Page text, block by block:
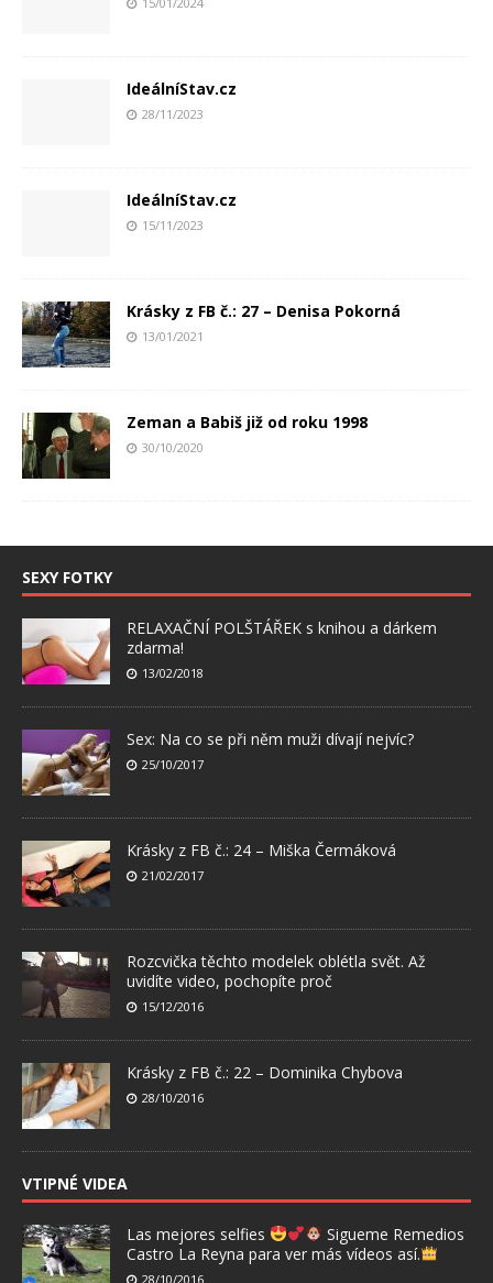
IdeálníStav.cz
28/11/2023
IdeálníStav.cz
15/11/2023
Krásky z FB č.: 27 – Denisa Pokorná
13/01/2021
Zeman a Babiš již od roku 1998
30/10/2020
SEXY FOTKY
RELAXAČNÍ POLŠTÁŘEK s knihou a dárkem
zdarma!
13/02/2018
Sex: Na co se při něm muži dívají nejvíc?
25/10/2017
Krásky z FB č.: 24 – Miška Čermáková
21/02/2017
Rozcvička těchto modelek oblétla svět. Až
uvidíte video, pochopíte proč
15/12/2016
Krásky z FB č.: 22 – Dominika Chybova
28/10/2016
VTIPNÉ VIDEA
Las mejores selfies
Sigueme Remedios
Castro La Reyna para ver más vídeos así.
28/10/2016